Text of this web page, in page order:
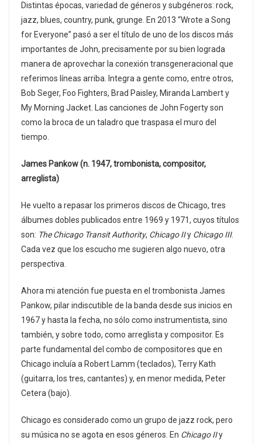
Distintas épocas, variedad de géneros y subgéneros: rock,
jazz, blues, country, punk, grunge. En 2013 “Wrote a Song
for Everyone” pasó a ser el título de uno de los discos más
importantes de John, precisamente por su bien lograda
manera de aprovechar la conexión transgeneracional que
referimos líneas arriba. Integra a gente como, entre otros,
Bob Seger, Foo Fighters, Brad Paisley, Miranda Lambert y
My Morning Jacket. Las canciones de John Fogerty son
como la broca de un taladro que traspasa el muro del
tiempo.
James Pankow (n. 1947, trombonista, compositor,
arreglista)
He vuelto a repasar los primeros discos de Chicago, tres
álbumes dobles publicados entre 1969 y 1971, cuyos títulos
son: The Chicago Transit Authority, Chicago IIy Chicago III.
Cada vez que los escucho me sugieren algo nuevo, otra
perspectiva.
Ahora mi atención fue puesta en el trombonista James
Pankow, pilar indiscutible de la banda desde sus inicios en
1967 y hasta la fecha, no sólo como instrumentista, sino
también, y sobre todo, como arreglista y compositor. Es
parte fundamental del combo de compositores que en
Chicago incluía a Robert Lamm (teclados), Terry Kath
(guitarra, los tres, cantantes) y, en menor medida, Peter
Cetera (bajo).
Chicago es considerado como un grupo de jazz rock, pero
su música no se agota en esos géneros. En Chicago IIy